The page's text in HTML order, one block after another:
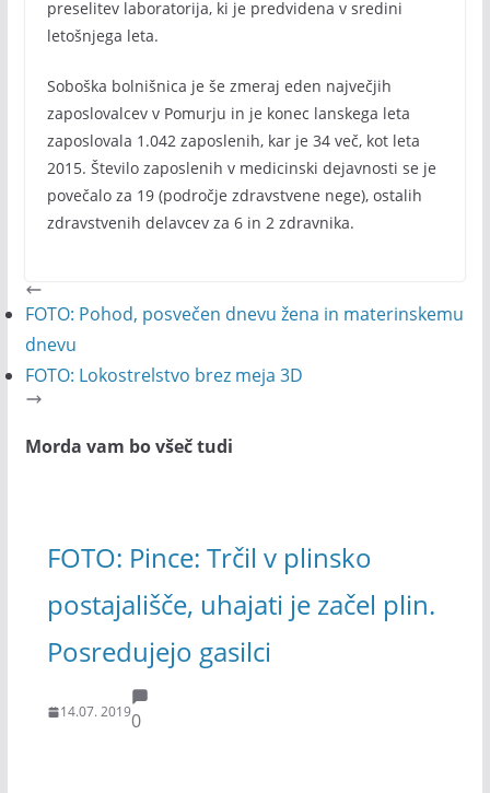
preselitev laboratorija, ki je predvidena v sredini
letošnjega leta.
Soboška bolnišnica je še zmeraj eden največjih
zaposlovalcev v Pomurju in je konec lanskega leta
zaposlovala 1.042 zaposlenih, kar je 34 več, kot leta
2015. Število zaposlenih v medicinski dejavnosti se je
povečalo za 19 (področje zdravstvene nege), ostalih
zdravstvenih delavcev za 6 in 2 zdravnika.
FOTO: Pohod, posvečen dnevu žena in materinskemu
dnevu
FOTO: Lokostrelstvo brez meja 3D
Morda vam bo všeč tudi
FOTO: Pince: Trčil v plinsko
postajališče, uhajati je začel plin.
Posredujejo gasilci
14.07. 20190